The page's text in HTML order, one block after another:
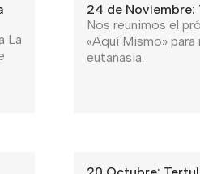
La
24 de Noviembre:
Nos reunimos el
«Aquí Mismo»
eutanasia.